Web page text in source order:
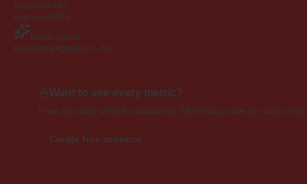
Snapshots 107
First seen2009
Brand signals
EXD NameAppeal 4.0 · Fair
Want to see every metric?
Free account unlocks advanced SEO data, side-by-side
Create free account